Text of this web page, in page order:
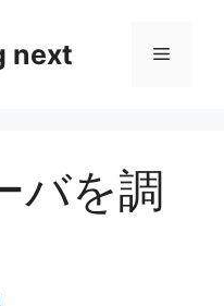
next メ
バを調